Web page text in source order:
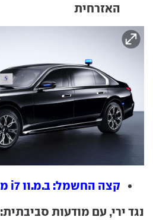
האזרחית
קצה החשמל: ב.מ.וו i7 מול מרצדס EQS
נגד ירי, עם מודעות סביבתית: